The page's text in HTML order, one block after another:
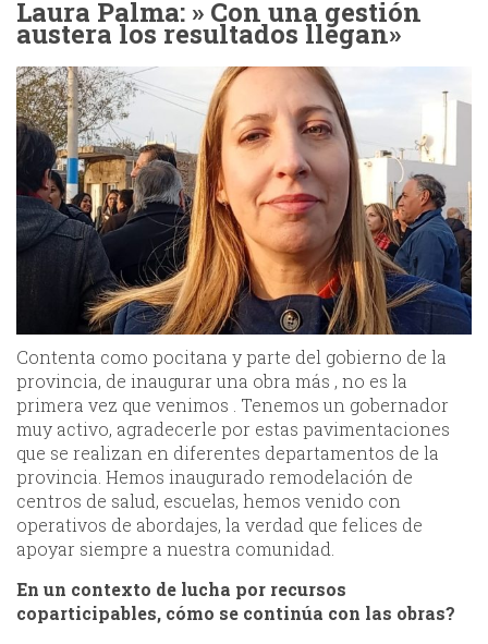
Laura Palma: » Con una gestión
austera los resultados llegan»
Contenta como pocitana y parte del gobierno de la
provincia, de inaugurar una obra más , no es la
primera vez que venimos . Tenemos un gobernador
muy activo, agradecerle por estas pavimentaciones
que se realizan en diferentes departamentos de la
provincia. Hemos inaugurado remodelación de
centros de salud, escuelas, hemos venido con
operativos de abordajes, la verdad que felices de
apoyar siempre a nuestra comunidad.
En un contexto de lucha por recursos
coparticipables, cómo se continúa con las obras?